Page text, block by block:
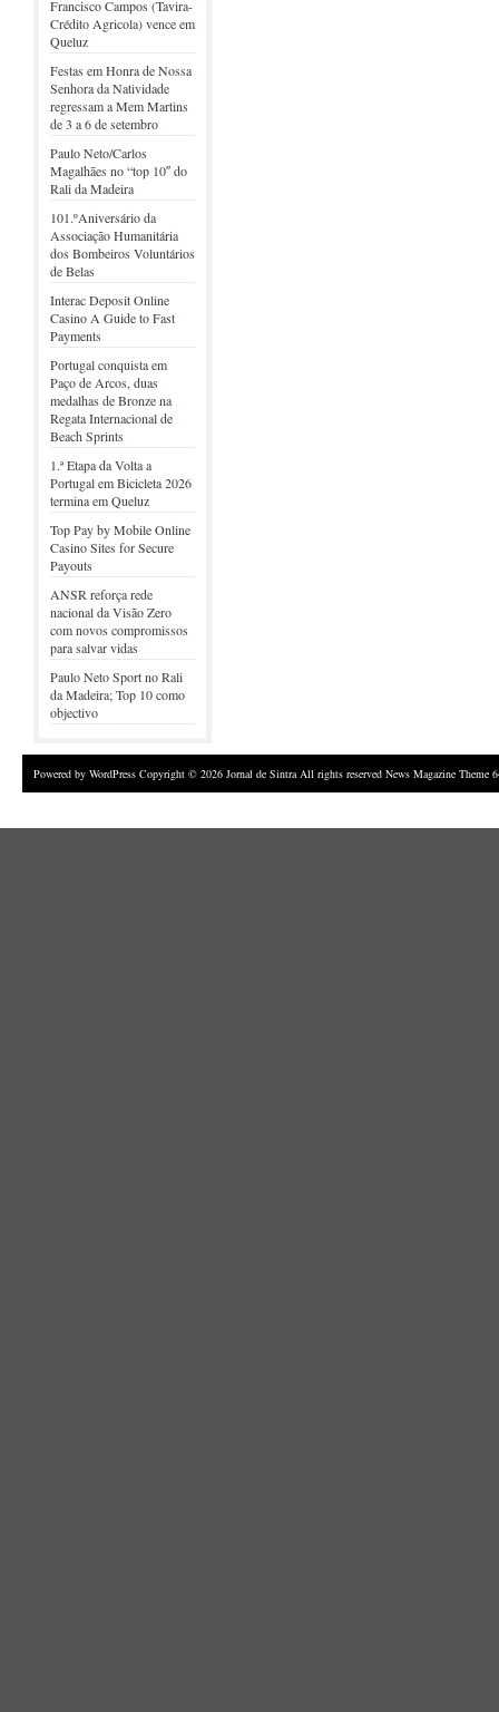
Francisco Campos (Tavira-
Crédito Agricola) vence em
Queluz
Festas em Honra de Nossa
Senhora da Natividade
regressam a Mem Martins
de 3 a 6 de setembro
Paulo Neto/Carlos
Magalhães no “top 10″ do
Rali da Madeira
101.ºAniversário da
Associação Humanitária
dos Bombeiros Voluntários
de Belas
Interac Deposit Online
Casino A Guide to Fast
Payments
Portugal conquista em
Paço de Arcos, duas
medalhas de Bronze na
Regata Internacional de
Beach Sprints
1.ª Etapa da Volta a
Portugal em Bicicleta 2026
termina em Queluz
Top Pay by Mobile Online
Casino Sites for Secure
Payouts
ANSR reforça rede
nacional da Visão Zero
com novos compromissos
para salvar vidas
Paulo Neto Sport no Rali
da Madeira; Top 10 como
objectivo
Powered by WordPress Copyright © 2026 Jornal de Sintra All rights reserved News Magazine Theme